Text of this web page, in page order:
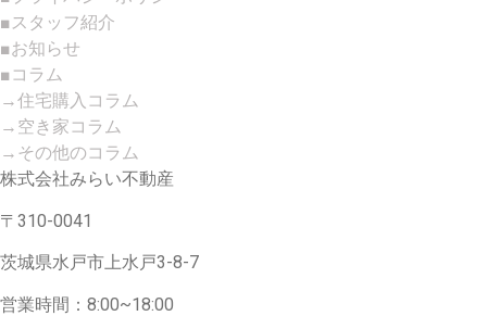
■スタッフ紹介
■お知らせ
■コラム
→住宅購入コラム
→空き家コラム
→その他のコラム
株式会社みらい不動産
〒310-0041
茨城県水戸市上水戸3-8-7
営業時間：8:00~18:00